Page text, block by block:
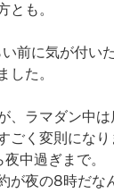
とも。
前に気が付い
した。
、ラマダン中
ごく変則にな
中過ぎまで。
が夜の8時だな